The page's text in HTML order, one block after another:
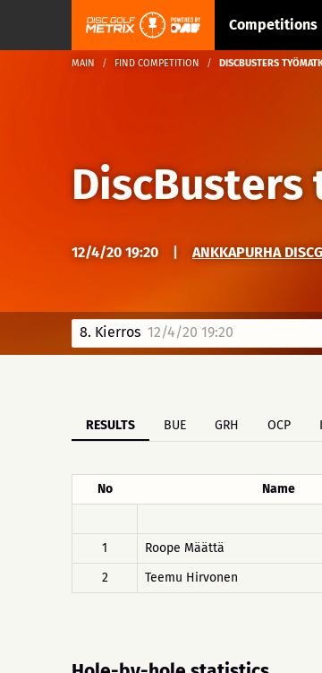
Competitions
MAIN FIND COMPETITION DISCBUSTERS
12/4/20 19:20 ANKKAPURHA
8. Kierros 12/4/20 19:20
RESULTS BUE GRH OCP
No Name
1
Roope Määttä
2
Teemu Hirvonen